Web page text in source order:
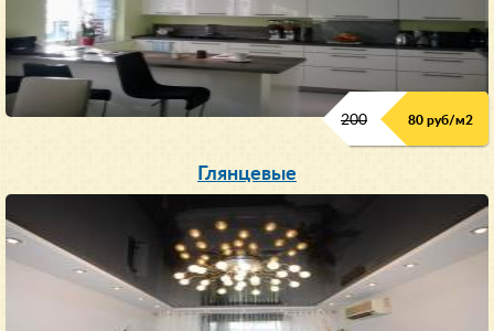
200 80 руб/м2
Глянцевые